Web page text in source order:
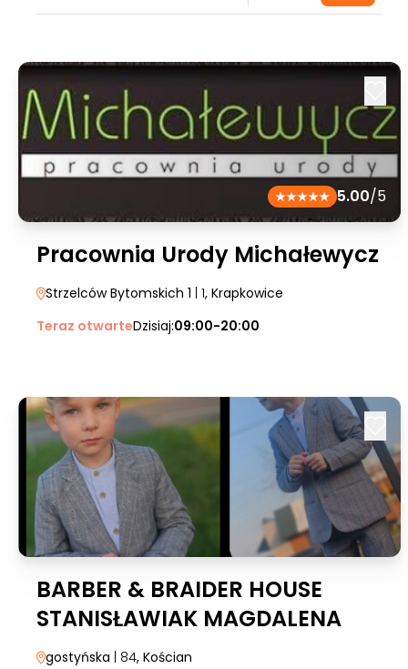
5.00/5
Pracownia Urody Michałewycz
Strzelców Bytomskich 1 | 1, Krapkowice
Teraz otwarteDzisiaj:09:00-20:00
BARBER & BRAIDER HOUSE
STANISŁAWIAK MAGDALENA
gostyńska | 84, Kościan